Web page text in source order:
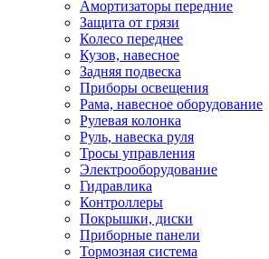
Амортизаторы передние
Защита от грязи
Колесо переднее
Кузов, навесное
Задняя подвеска
Приборы освещения
Рама, навесное оборудование
Рулевая колонка
Руль, навеска руля
Тросы управления
Электрооборудование
Гидравлика
Контроллеры
Покрышки, диски
Приборные панели
Тормозная система